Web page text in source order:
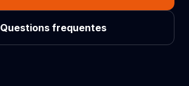
Questions frequentes